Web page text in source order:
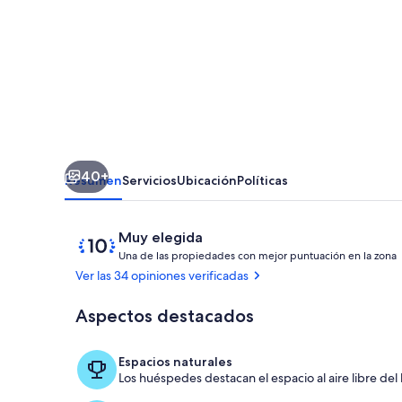
40+
ResumenServiciosUbicaciónPolíticas
OpinionesMuy elegida
10
de
10,
elegida
Una de las propiedades con mejor puntuación en la zona
Ver las 34 opiniones verificadas
Aspectos destacados
Espacios naturales
Los huéspedes destacan el espacio al aire libre del